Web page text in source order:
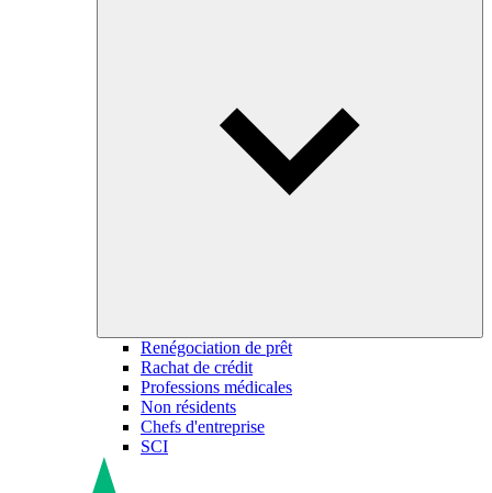
Renégociation de prêt
Rachat de crédit
Professions médicales
Non résidents
Chefs d'entreprise
SCI